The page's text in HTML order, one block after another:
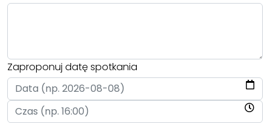
Zaproponuj datę spotkania